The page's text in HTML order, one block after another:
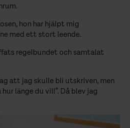
hon har hjälpt mig
med ett stort leende.
regelbundet och samtalat
att jag skulle bli utskriven, men
hur länge du vill”. Då blev jag